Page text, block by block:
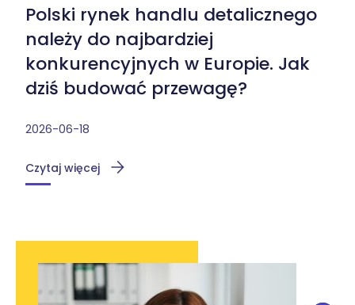
Polski rynek handlu detalicznego
należy do najbardziej
konkurencyjnych w Europie. Jak
dziś budować przewagę?
2026-06-18
Czytaj więcej